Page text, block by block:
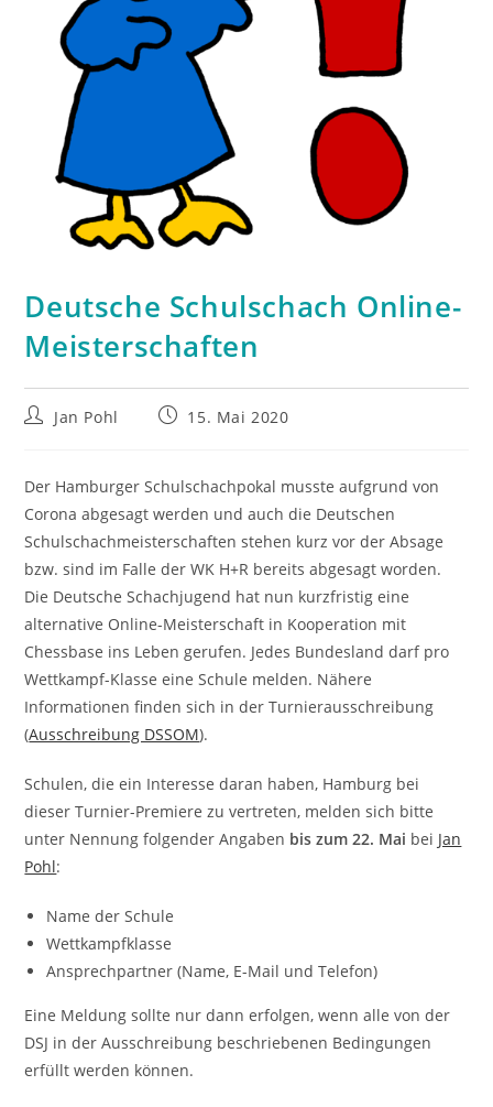
Deutsche Schulschach Online-
Meisterschaften
Beitrags-
Jan Pohl
Beitrag15. Mai 2020
Der Hamburger Schulschachpokal musste aufgrund von
Corona abgesagt werden und auch die Deutschen
Schulschachmeisterschaften stehen kurz vor der Absage
bzw. sind im Falle der WK H+R bereits abgesagt worden.
Die Deutsche Schachjugend hat nun kurzfristig eine
alternative Online-Meisterschaft in Kooperation mit
Chessbase ins Leben gerufen. Jedes Bundesland darf pro
Wettkampf-Klasse eine Schule melden. Nähere
Informationen finden sich in der Turnierausschreibung
(Ausschreibung DSSOM).
Schulen, die ein Interesse daran haben, Hamburg bei
dieser Turnier-Premiere zu vertreten, melden sich bitte
unter Nennung folgender Angaben bis zum 22. Mai bei Jan
Pohl:
Name der Schule
Wettkampfklasse
Ansprechpartner (Name, E-Mail und Telefon)
Eine Meldung sollte nur dann erfolgen, wenn alle von der
DSJ in der Ausschreibung beschriebenen Bedingungen
erfüllt werden können.